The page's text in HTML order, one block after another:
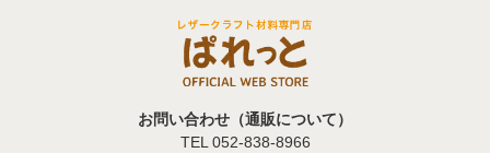
お問い合わせ（通販について）
TEL 052-838-8966